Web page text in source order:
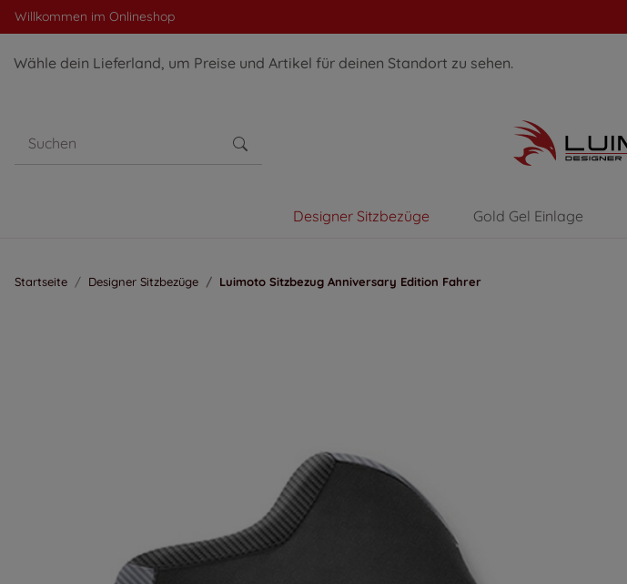
Willkommen im Onlineshop
Wähle dein Lieferland, um Preise und Artikel für deinen Standort zu sehen.
Designer Sitzbezüge Gold Gel Einlage
Startseite Designer Sitzbezüge Luimoto Sitzbezug Anniversary Edition Fahrer